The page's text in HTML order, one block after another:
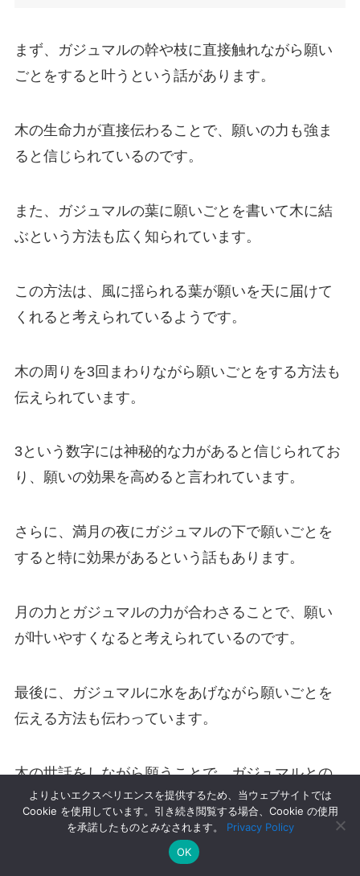
まず、ガジュマルの幹や枝に直接触れながら願い
ごとをすると叶うという話があります。
木の生命力が直接伝わることで、願いの力も強ま
ると信じられているのです。
また、ガジュマルの葉に願いごとを書いて木に結
ぶという方法も広く知られています。
この方法は、風に揺られる葉が願いを天に届けて
くれると考えられているようです。
木の周りを3回まわりながら願いごとをする方法も
伝えられています。
3という数字には神秘的な力があると信じられてお
り、願いの効果を高めると言われています。
さらに、満月の夜にガジュマルの下で願いごとを
すると特に効果があるという話もあります。
月の力とガジュマルの力が合わさることで、願い
が叶いやすくなると考えられているのです。
最後に、ガジュマルに水をあげながら願いごとを
伝える方法も伝わっています。
木の世話をしながら願うことで、ガジュマルとの
絆が深まり、願いが叶いやすくなるとされていま
よりよいエクスペリエンスを提供するため、当ウェブサイトでは
Cookie を使用しています。引き続き閲覧する場合、Cookie の使用
を承諾したものとみなされます。 Privacy Policy
OK